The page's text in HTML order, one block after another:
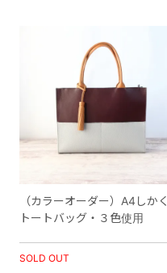
（カラーオーダー）A4しかく
トートバッグ・３色使用
SOLD OUT